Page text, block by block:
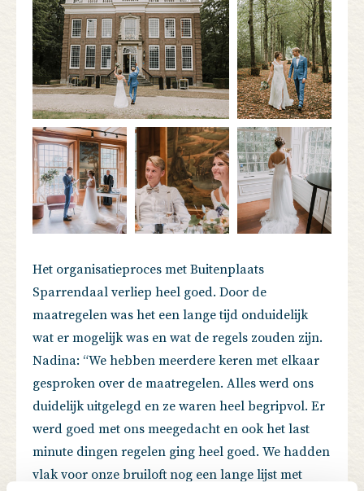
Het organisatieproces met Buitenplaats
Sparrendaal verliep heel goed. Door de
maatregelen was het een lange tijd onduidelijk
wat er mogelijk was en wat de regels zouden zijn.
Nadina: “We hebben meerdere keren met elkaar
gesproken over de maatregelen. Alles werd ons
duidelijk uitgelegd en ze waren heel begripvol. Er
werd goed met ons meegedacht en ook het last
minute dingen regelen ging heel goed. We hadden
vlak voor onze bruiloft nog een lange lijst met